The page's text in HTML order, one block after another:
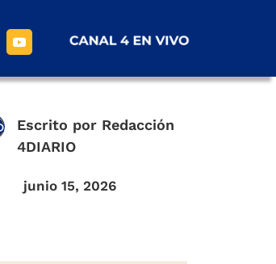
Escrito por Redacción
4DIARIO
junio 15, 2026